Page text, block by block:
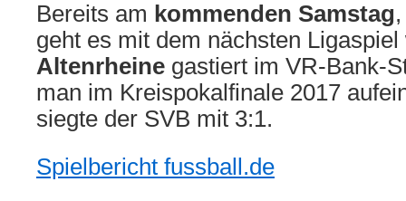
Bereits am kommenden Samstag
geht es mit dem nächsten
Altenrheine gastiert im VR-Bank-
man im Kreispokalfinale 2017
siegte der SVB mit 3:1.
Spielbericht fussball.de